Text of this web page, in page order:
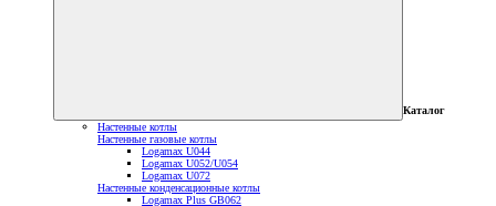
Каталог
Настенные котлы
Настенные газовые котлы
Logamax U044
Logamax U052/U054
Logamax U072
Настенные конденсационные котлы
Logamax Plus GB062